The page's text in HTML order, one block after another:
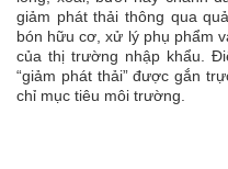
giảm phát thải thông qua
bón hữu cơ, xử lý phụ phẩm
của thị trường nhập khẩu.
“giảm phát thải” được gắn
chỉ mục tiêu môi trường.